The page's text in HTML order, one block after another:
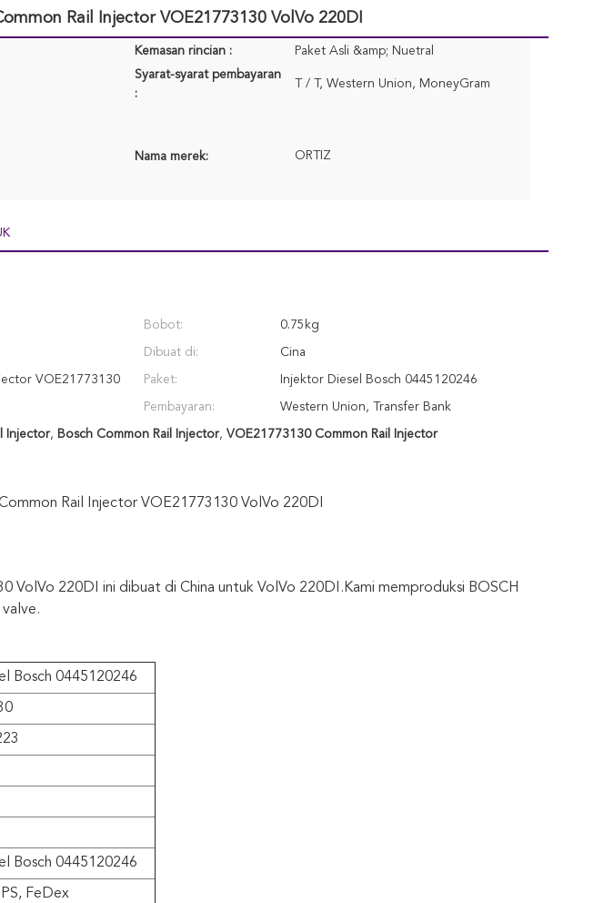
Rail Injector VOE21773130 VolVo 220DI
Kemasan rincian : Paket Asli &amp; Nuetral
Syarat-syarat pembayaran
:
T / T, Western Union, MoneyGram
Nama merek: ORTIZ
Bobot: 0.75kg
Dibuat di: Cina
VOE21773130 Paket: Injektor Diesel Bosch 0445120246
Pembayaran: Western Union, Transfer Bank
Injector, Bosch Common Rail Injector, VOE21773130 Common Rail Injector
Rail Injector VOE21773130 VolVo 220DI
VolVo 220DI ini dibuat di China untuk VolVo 220DI.Kami memproduksi BOSCH
Bosch 0445120246
Bosch 0445120246
FeDex